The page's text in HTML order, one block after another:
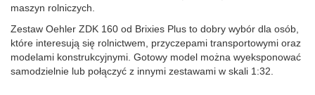
maszyn rolniczych.
Zestaw Oehler ZDK 160 od Brixies Plus to dobry wybór dla osób,
które interesują się rolnictwem, przyczepami transportowymi oraz
modelami konstrukcyjnymi. Gotowy model można wyeksponować
samodzielnie lub połączyć z innymi zestawami w skali 1:32.